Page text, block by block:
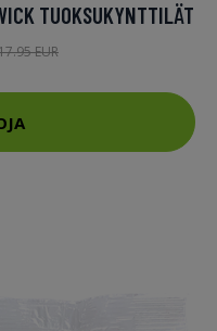
TUOKSUKYNTTILÄT
EUR